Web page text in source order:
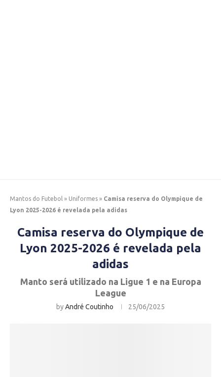
Mantos do Futebol » Uniformes » Camisa reserva do Olympique de
Lyon 2025-2026 é revelada pela adidas
Camisa reserva do Olympique de
Lyon 2025-2026 é revelada pela
adidas
Manto será utilizado na Ligue 1 e na Europa
League
byAndré Coutinho 25/06/2025